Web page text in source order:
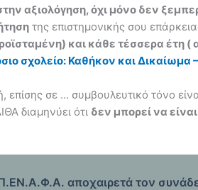
αξιολόγηση, όχι μόνο δεν
της επιστημονικής σου
και κάθε τέσσερα έτη
σχολείο: Καθήκον και Δικαίωμα
σε … συμβουλευτικό τόνο
διαμηνύει ότι δεν μπορεί να είναι
αποχαιρετά τον